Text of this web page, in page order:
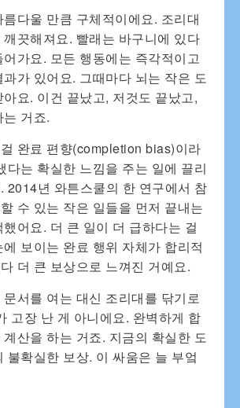
다울 만큼 구체적이에요. 조리대
끗해져요. 빨래는 바구니에 있다
가요. 모든 행동에는 즉각적이고
가 있어요. 그때마다 뇌는 작은 도
요. 이건 끝났고, 저것도 끝났고,
거죠.
완료 편향(completion bias)이라
다는 확실한 느낌을 주는 일에 끌리
2014년 와튼스쿨의 한 연구에서 참
수 있는 작은 일들을 먼저 끝내는
어요. 더 큰 일이 더 급하다는 걸
보이는 완료 행위 자체가 합리적
더 큰 보상으로 느껴진 거예요.
서를 여는 대신 조리대를 닦기로
고장 난 게 아니에요. 완벽하게 합
산을 하는 거죠. 지금의 확실한 도
불확실한 보상. 이 싸움은 늘 부엌